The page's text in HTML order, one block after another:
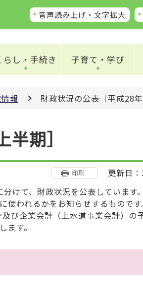
音声読み上げ・文字拡大
らし・手続き 子育て・学び
報 財政状況の公表［平成28年
期］
印刷
更新日
けて、財政状況を公表しています
われるかをお知らせするものです
び企業会計（上水道事業会計）の
す。